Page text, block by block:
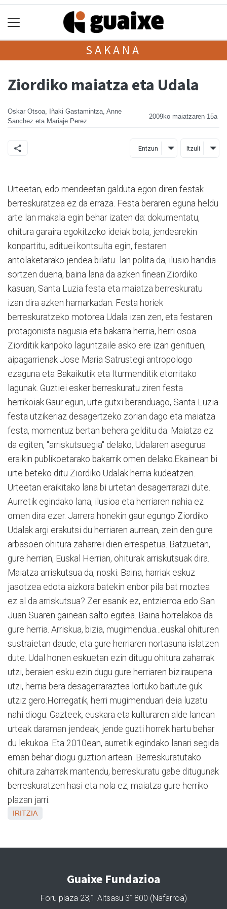
SAKANA
Ziordiko maiatza eta Udala
Oskar Otsoa, Iñaki Gastamintza, Anne
Sanchez eta Mariaje Perez
2009ko maiatzaren 15a
Entzun Itzuli
Urteetan, edo mendeetan galduta egon diren festak
berreskuratzea ez da erraza. Festa beraren eguna heldu
arte lan makala egin behar izaten da: dokumentatu,
ohitura garaira egokitzeko ideiak bota, jendearekin
konpartitu, adituei kontsulta egin, festaren
antolaketarako jendea bilatu...lan polita da, ilusio handia
sortzen duena, baina lana da azken finean.Ziordiko
kasuan, Santa Luzia festa eta maiatza berreskuratu
izan dira azken hamarkadan. Festa horiek
berreskuratzeko motorea Udala izan zen, eta festaren
protagonista nagusia eta bakarra herria, herri osoa.
Ziorditik kanpoko laguntzaile asko ere izan genituen,
aipagarrienak Jose Maria Satrustegi antropologo
ezaguna eta Bakaikutik eta Iturmenditik etorritako
lagunak. Guztiei esker berreskuratu ziren festa
herrikoiak.Gaur egun, urte gutxi beranduago, Santa Luzia
festa utzikeriaz desagertzeko zorian dago eta maiatza
festa, momentuz bertan behera gelditu da. Maiatza ez
da egiten, "arriskutsuegia" delako, Udalaren asegurua
eraikin publikoetarako bakarrik omen delako.Ekainean bi
urte beteko ditu Ziordiko Udalak herria kudeatzen.
Urteetan eraikitako lana bi urtetan desagerrarazi dute.
Aurretik egindako lana, ilusioa eta herriaren nahia ez
omen dira ezer. Jarrera honekin gaur egungo Ziordiko
Udalak argi erakutsi du herriaren aurrean, zein den gure
arbasoen ohitura zaharrei dien errespetua. Batzuetan,
gure herrian, Euskal Herrian, ohiturak arriskutsuak dira.
Maiatza arriskutsua da, noski. Baina, harriak eskuz
jasotzea edota aizkora batekin enbor pila bat moztea
ez al da arriskutsua? Zer esanik ez, entzierroa edo San
Juan Suaren gainean salto egitea. Baina horrelakoa da
gure herria. Arriskua, bizia, mugimendua...euskal ohituren
sustraietan daude, eta gure herriaren nortasuna islatzen
dute. Udal honen eskuetan ezin ditugu ohitura zaharrak
utzi, beraien esku ezin dugu gure herriaren biziraupena
utzi, herria bera desagerraraztea lortuko baitute guk
utziz gero.Horregatik, herri mugimenduari deia luzatu
nahi diogu. Gazteek, euskara eta kulturaren alde lanean
urteak daraman jendeak, jende guzti horrek hartu behar
du lekukoa. Eta 2010ean, aurretik egindako lanari segida
eman behar diogu guztion artean. Berreskuratutako
ohitura zaharrak mantendu, berreskuratu gabe ditugunak
berreskuratzen hasi eta nola ez, maiatza gure herriko
plazan jarri.
IRITZIA
Guaixe Fundazioa
Foru plaza 23,1 Altsasu 31800 (Nafarroa)